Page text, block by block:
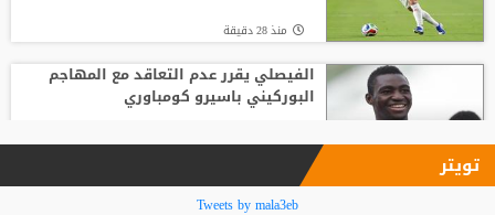
منذ 28 دقيقة
الفيصلي يقرر عدم التعاقد مع المهاجم
البوركيني باسيرو كومباوري
بين التأكيد والنفي.. فضيحة غرامية تزلزل
تويتر
Tweets by mala3eb